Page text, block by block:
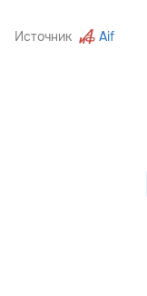
Источник Aif